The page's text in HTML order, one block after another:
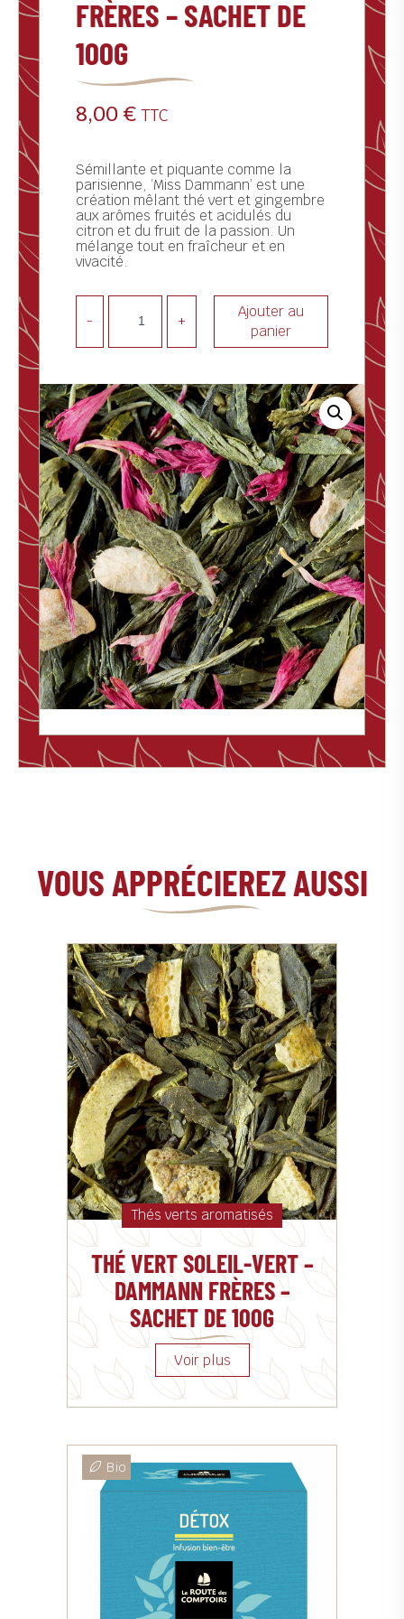
FRÈRES – SACHET DE
100G
8,00€ TTC
Sémillante et piquante comme la
parisienne, ‘Miss Dammann’ est une
création mêlant thé vert et gingembre
aux arômes fruités et acidulés du
citron et du fruit de la passion. Un
mélange tout en fraîcheur et en
vivacité.
- +
Ajouter au
panier
VOUS APPRÉCIEREZ AUSSI
Thés verts aromatisés
THÉ VERT SOLEIL-VERT –
DAMMANN FRÈRES –
SACHET DE 100G
Bio